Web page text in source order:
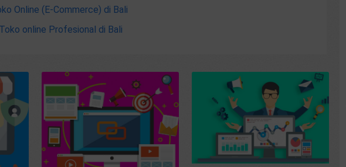
Online (E-Commerce) di Bali
online Profesional di Bali